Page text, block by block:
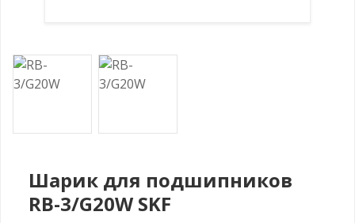
Шарик для подшипников
RB-3/G20W SKF